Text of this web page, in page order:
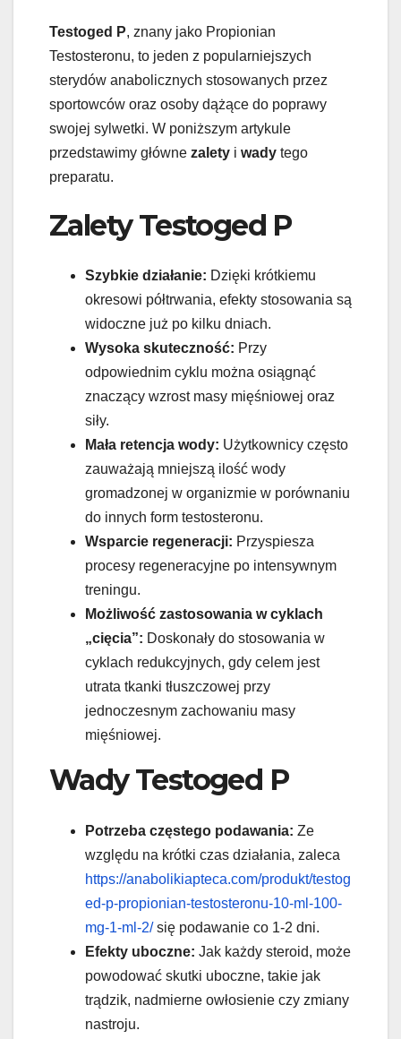
Testoged P, znany jako Propionian
Testosteronu, to jeden z popularniejszych
sterydów anabolicznych stosowanych przez
sportowców oraz osoby dążące do poprawy
swojej sylwetki. W poniższym artykule
przedstawimy główne zalety i wady tego
preparatu.
Zalety Testoged P
Szybkie działanie: Dzięki krótkiemu
okresowi półtrwania, efekty stosowania są
widoczne już po kilku dniach.
Wysoka skuteczność: Przy
odpowiednim cyklu można osiągnąć
znaczący wzrost masy mięśniowej oraz
siły.
Mała retencja wody: Użytkownicy często
zauważają mniejszą ilość wody
gromadzonej w organizmie w porównaniu
do innych form testosteronu.
Wsparcie regeneracji: Przyspiesza
procesy regeneracyjne po intensywnym
treningu.
Możliwość zastosowania w cyklach
„cięcia”: Doskonały do stosowania w
cyklach redukcyjnych, gdy celem jest
utrata tkanki tłuszczowej przy
jednoczesnym zachowaniu masy
mięśniowej.
Wady Testoged P
Potrzeba częstego podawania: Ze
względu na krótki czas działania, zaleca
https://anabolikiapteca.com/produkt/testog
ed-p-propionian-testosteronu-10-ml-100-
mg-1-ml-2/się podawanie co 1-2 dni.
Efekty uboczne: Jak każdy steroid, może
powodować skutki uboczne, takie jak
trądzik, nadmierne owłosienie czy zmiany
nastroju.